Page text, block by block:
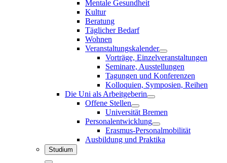
Mentale Gesundheit
Kultur
Beratung
Täglicher Bedarf
Wohnen
Veranstaltungskalender
Vorträge, Einzelveranstaltungen
Seminare, Ausstellungen
Tagungen und Konferenzen
Kolloquien, Symposien, Reihen
Die Uni als Arbeitgeberin
Offene Stellen
Universität Bremen
Personalentwicklung
Erasmus-Personalmobilität
Ausbildung und Praktika
Studium